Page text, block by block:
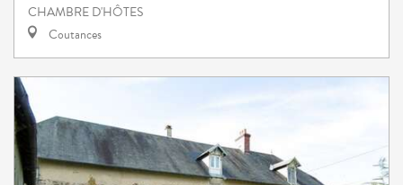
CHAMBRE D'HÔTES
Coutances